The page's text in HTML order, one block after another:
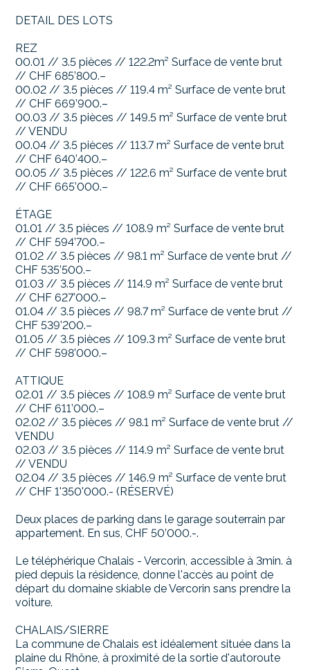
DETAIL DES LOTS
REZ
00.01 // 3.5 pièces // 122.2m² Surface de vente brut
// CHF 685’800.–
00.02 // 3.5 pièces // 119.4 m² Surface de vente brut
// CHF 669’900.–
00.03 // 3.5 pièces // 149.5 m² Surface de vente brut
// VENDU
00.04 // 3.5 pièces // 113.7 m² Surface de vente brut
// CHF 640’400.–
00.05 // 3.5 pièces // 122.6 m² Surface de vente brut
// CHF 665’000.–
ÉTAGE
01.01 // 3.5 pièces // 108.9 m² Surface de vente brut
// CHF 594’700.–
01.02 // 3.5 pièces // 98.1 m² Surface de vente brut //
CHF 535’500.–
01.03 // 3.5 pièces // 114.9 m² Surface de vente brut
// CHF 627’000.–
01.04 // 3.5 pièces // 98.7 m² Surface de vente brut //
CHF 539’200.–
01.05 // 3.5 pièces // 109.3 m² Surface de vente brut
// CHF 598’000.–
ATTIQUE
02.01 // 3.5 pièces // 108.9 m² Surface de vente brut
// CHF 611’000.–
02.02 // 3.5 pièces // 98.1 m² Surface de vente brut //
VENDU
02.03 // 3.5 pièces // 114.9 m² Surface de vente brut
// VENDU
02.04 // 3.5 pièces // 146.9 m² Surface de vente brut
// CHF 1'350'000.- (RÉSERVÉ)
Deux places de parking dans le garage souterrain par
appartement. En sus, CHF 50’000.-.
Le téléphérique Chalais - Vercorin, accessible à 3min. à
pied depuis la résidence, donne l'accès au point de
départ du domaine skiable de Vercorin sans prendre la
voiture.
CHALAIS/SIERRE
La commune de Chalais est idéalement située dans la
plaine du Rhône, à proximité de la sortie d'autoroute